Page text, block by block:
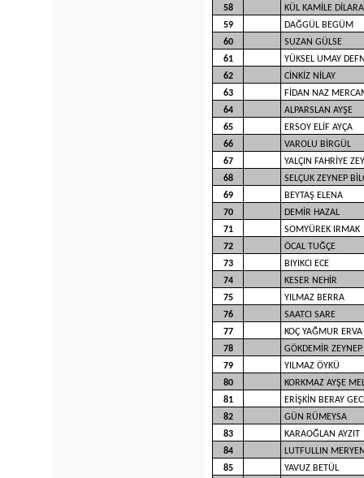
58
KÜL KAMİLE DİLARA
59
DAĞGÜL BEGÜM
60
SUZAN GÜLSE
61
YÜKSEL UMAY
62
CİNKİZ NİLAY
63
FİDAN NAZ
64
ALPARSLAN AYŞE
65
ERSOY ELİF AYÇA
66
VAROLU BİRGÜL
67
YALÇIN FAHRİYE
68
SELÇUK ZEYNEP
69
BEYTAŞ ELENA
70
DEMİR HAZAL
71
SOMYÜREK IRMAK
72
ÖCAL TUĞÇE
73
BIYIKCI ECE
74
KESER NEHİR
75
YILMAZ BERRA
76
SAATCI SARE
77
KOÇ YAĞMUR ERVA
78
GÖKDEMİR ZEYNEP
79
YILMAZ ÖYKÜ
80
KORKMAZ AYŞE
81
ERİŞKİN BERAY
82
GÜN RÜMEYSA
83
KARAOĞLAN AYZIT
84
LUTFULLIN
85
YAVUZ BETÜL